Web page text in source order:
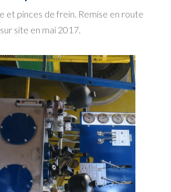
et pinces de frein. Remise en route
sur site en mai 2017.